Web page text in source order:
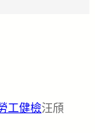
工健檢汪頎